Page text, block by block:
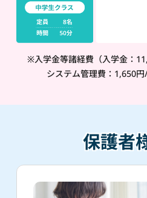
※入学金等諸経費（入学金：
システム管理費：1,650
保護者